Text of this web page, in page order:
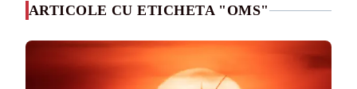
ARTICOLE CU ETICHETA "OMS"